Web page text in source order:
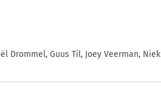
Drommel, Guus Til, Joey Veerman, Niek